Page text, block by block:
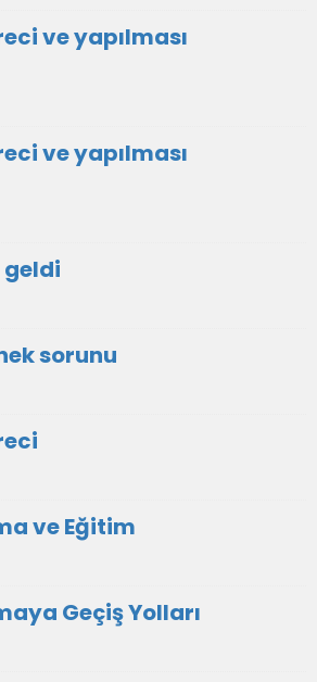
ve yapılması
ve yapılması
geldi
sorunu
ve Eğitim
Geçiş Yolları